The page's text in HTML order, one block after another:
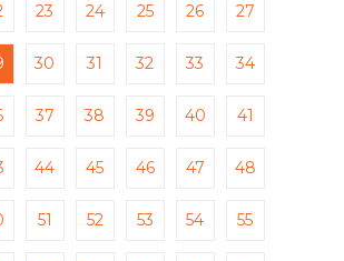
23 24 25 26 27
30 31 32 33 34
37 38 39 40 41
44 45 46 47 48
51 52 53 54 55